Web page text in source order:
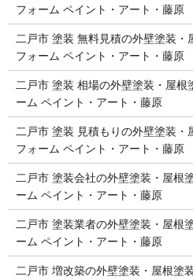
フォーム ペイント・アート・藤原
二戸市 塗装 無料見積の外壁塗装・
フォーム ペイント・アート・藤原
二戸市 塗装 相場の外壁塗装・屋根
ーム ペイント・アート・藤原
二戸市 塗装 見積もりの外壁塗装・
フォーム ペイント・アート・藤原
二戸市 塗装会社の外壁塗装・屋根
ーム ペイント・アート・藤原
二戸市 塗装業者の外壁塗装・屋根
ーム ペイント・アート・藤原
二戸市 増改築の外壁塗装・屋根塗